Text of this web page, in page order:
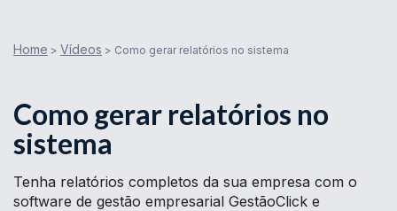
Home > Vídeos > Como gerar relatórios no sistema
Como gerar relatórios no
sistema
Tenha relatórios completos da sua empresa com o
software de gestão empresarial GestãoClick e